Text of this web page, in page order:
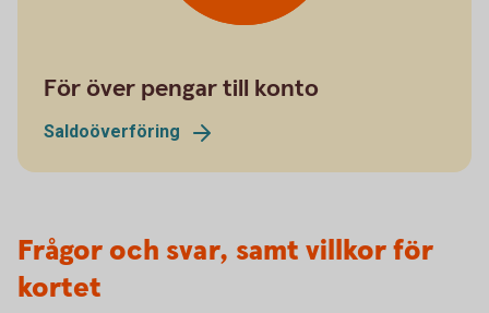
För över pengar till konto
Saldoöverföring
Frågor och svar, samt villkor för
kortet